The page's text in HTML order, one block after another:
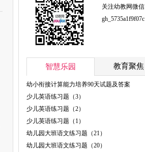
关注幼教网微信
gh_5735a1f9f07c
智慧乐园 教育聚焦
幼小衔接计算能力培养90天试题及答案
少儿英语练习题（3）
少儿英语练习题（2）
少儿英语练习题（1）
幼儿园大班语文练习题（21）
幼儿园大班语文练习题（20）